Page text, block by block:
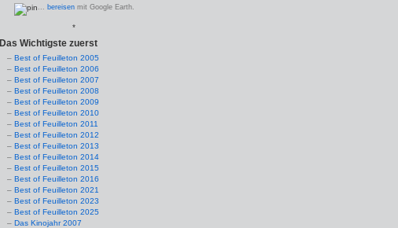
... bereisenmit Google Earth.
*
Das Wichtigste zuerst
Best of Feuilleton 2005
Best of Feuilleton 2006
Best of Feuilleton 2007
Best of Feuilleton 2008
Best of Feuilleton 2009
Best of Feuilleton 2010
Best of Feuilleton 2011
Best of Feuilleton 2012
Best of Feuilleton 2013
Best of Feuilleton 2014
Best of Feuilleton 2015
Best of Feuilleton 2016
Best of Feuilleton 2021
Best of Feuilleton 2023
Best of Feuilleton 2025
Das Kinojahr 2007